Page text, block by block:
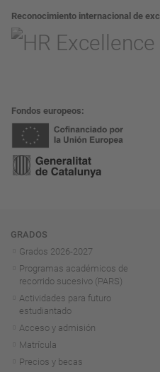
Reconocimiento internacional de
Fondos europeos
Navegación
GRADOS
Grados 2026-2027
Programas académicos de
recorrido sucesivo (PARS)
Actividades para futuro
estudiantado
Acceso y admisión
Matrícula
Precios y becas